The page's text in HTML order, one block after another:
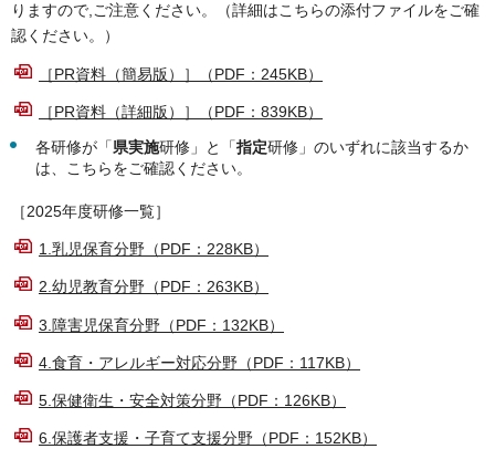
りますので,ご注意ください。（詳細はこちらの添付ファイルをご確
認ください。）
［PR資料（簡易版）］（PDF：245KB）
［PR資料（詳細版）］（PDF：839KB）
各研修が「県実施研修」と「指定研修」のいずれに該当するか
は、こちらをご確認ください。
［2025年度研修一覧］
1.乳児保育分野（PDF：228KB）
2.幼児教育分野（PDF：263KB）
3.障害児保育分野（PDF：132KB）
4.食育・アレルギー対応分野（PDF：117KB）
5.保健衛生・安全対策分野（PDF：126KB）
6.保護者支援・子育て支援分野（PDF：152KB）